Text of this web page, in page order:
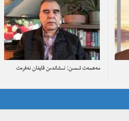
مەھمەت ئىمىن: نىشاندىن قايغان نەفرەت